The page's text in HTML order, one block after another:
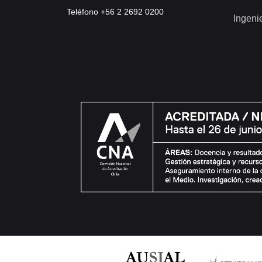
Teléfono +56 2 2692 0200